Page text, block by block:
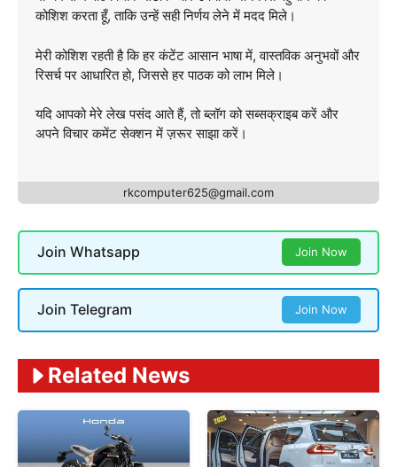
कोशिश करता हूँ, ताकि उन्हें सही निर्णय लेने में मदद मिले।
मेरी कोशिश रहती है कि हर कंटेंट आसान भाषा में, वास्तविक अनुभवों और
रिसर्च पर आधारित हो, जिससे हर पाठक को लाभ मिले।
यदि आपको मेरे लेख पसंद आते हैं, तो ब्लॉग को सब्सक्राइब करें और
अपने विचार कमेंट सेक्शन में ज़रूर साझा करें।
rkcomputer625@gmail.com
Join Whatsapp Join Now
Join Telegram Join Now
Related News